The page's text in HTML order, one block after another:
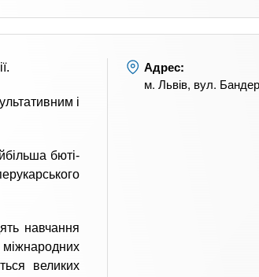
і
бюті-
навчання
великих
Адрес:
м. Львів, вул.